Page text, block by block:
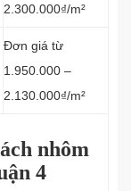
2.300.000₫/m²
Đơn giá từ
1.950.000 –
2.130.000₫/m²
nhôm
4